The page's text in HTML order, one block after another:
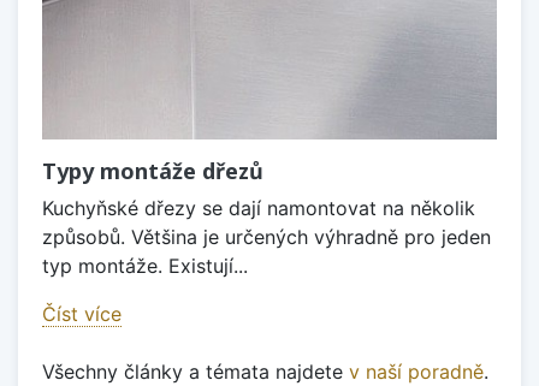
Typy montáže dřezů
Kuchyňské dřezy se dají namontovat na několik
způsobů. Většina je určených výhradně pro jeden
typ montáže. Existují...
Číst více
Všechny články a témata najdete v naší poradně.